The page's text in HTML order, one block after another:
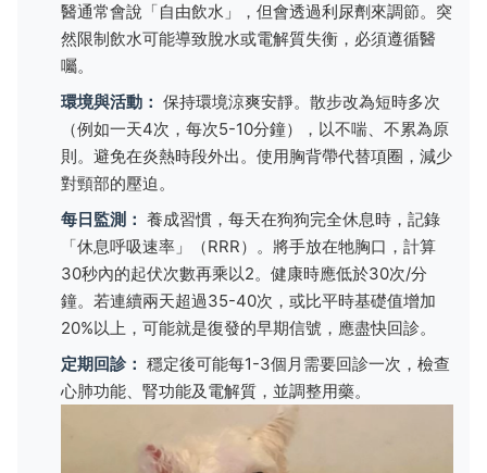
醫通常會說「自由飲水」，但會透過利尿劑來調節。突
然限制飲水可能導致脫水或電解質失衡，必須遵循醫
囑。
環境與活動： 保持環境涼爽安靜。散步改為短時多次
（例如一天4次，每次5-10分鐘），以不喘、不累為原
則。避免在炎熱時段外出。使用胸背帶代替項圈，減少
對頸部的壓迫。
每日監測： 養成習慣，每天在狗狗完全休息時，記錄
「休息呼吸速率」（RRR）。將手放在牠胸口，計算
30秒內的起伏次數再乘以2。健康時應低於30次/分
鐘。若連續兩天超過35-40次，或比平時基礎值增加
20%以上，可能就是復發的早期信號，應盡快回診。
定期回診： 穩定後可能每1-3個月需要回診一次，檢查
心肺功能、腎功能及電解質，並調整用藥。